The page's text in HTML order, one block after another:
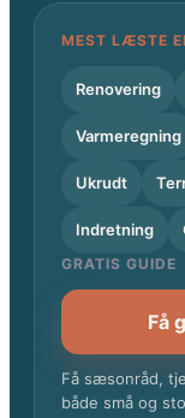
MEST LÆSTE
Renovering
Varmeregning
Ukrudt
Indretning
GRATIS GUIDE
Få
Få sæsonråd,
både små og